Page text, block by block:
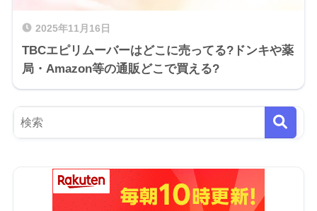
2025年11月16日
TBCエピリムーバーはどこに売ってる?ドンキや薬
局・Amazon等の通販どこで買える?